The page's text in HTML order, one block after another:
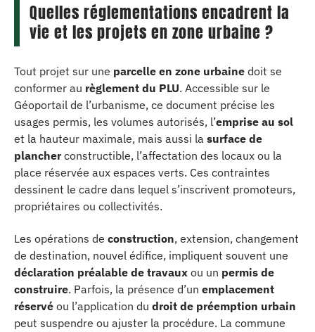
Quelles réglementations encadrent la
vie et les projets en zone urbaine ?
Tout projet sur une parcelle en zone urbaine doit se
conformer au règlement du PLU. Accessible sur le
Géoportail de l’urbanisme, ce document précise les
usages permis, les volumes autorisés, l’emprise au sol
et la hauteur maximale, mais aussi la surface de
plancherconstructible, l’affectation des locaux ou la
place réservée aux espaces verts. Ces contraintes
dessinent le cadre dans lequel s’inscrivent promoteurs,
propriétaires ou collectivités.
Les opérations de construction, extension, changement
de destination, nouvel édifice, impliquent souvent une
déclaration préalable de travaux ou un permis de
construire. Parfois, la présence d’un emplacement
réservé ou l’application du droit de préemption urbain
peut suspendre ou ajuster la procédure. La commune